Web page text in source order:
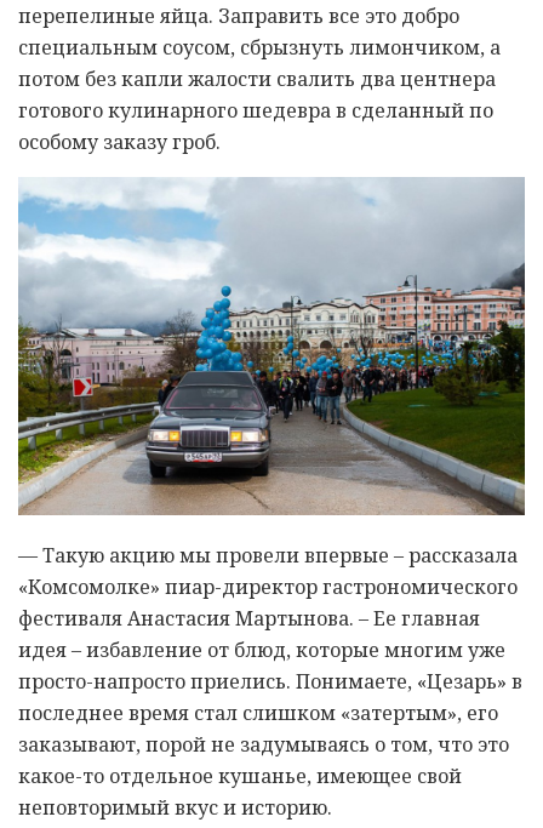
перепелиные яйца. Заправить все это добро
специальным соусом, сбрызнуть лимончиком, а
потом без капли жалости свалить два центнера
готового кулинарного шедевра в сделанный по
особому заказу гроб.
— Такую акцию мы провели впервые – рассказала
«Комсомолке» пиар-директор гастрономического
фестиваля Анастасия Мартынова. – Ее главная
идея – избавление от блюд, которые многим уже
просто-напросто приелись. Понимаете, «Цезарь» в
последнее время стал слишком «затертым», его
заказывают, порой не задумываясь о том, что это
какое-то отдельное кушанье, имеющее свой
неповторимый вкус и историю.